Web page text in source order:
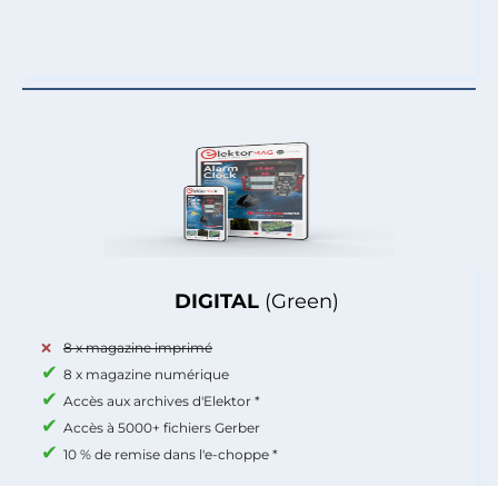
DIGITAL (Green)
8 x magazine imprimé
8 x magazine numérique
Accès aux archives d'Elektor *
Accès à 5000+ fichiers Gerber
10 % de remise dans l'e-choppe *